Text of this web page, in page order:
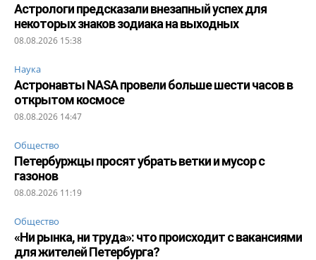
Астрологи предсказали внезапный успех для
некоторых знаков зодиака на выходных
08.08.2026 15:38
Наука
Астронавты NASA провели больше шести часов в
открытом космосе
08.08.2026 14:47
Общество
Петербуржцы просят убрать ветки и мусор с
газонов
08.08.2026 11:19
Общество
«Ни рынка, ни труда»: что происходит с вакансиями
для жителей Петербурга?